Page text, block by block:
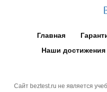
Главная
Наши достижения
Сайт beztest.ru не является